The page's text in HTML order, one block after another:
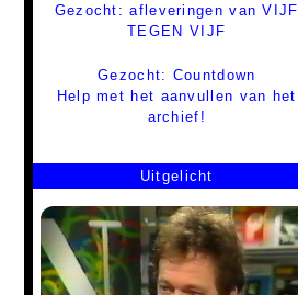
Gezocht: afleveringen van VIJF
TEGEN VIJF
Gezocht: Countdown
Help met het aanvullen van het
archief!
Uitgelicht